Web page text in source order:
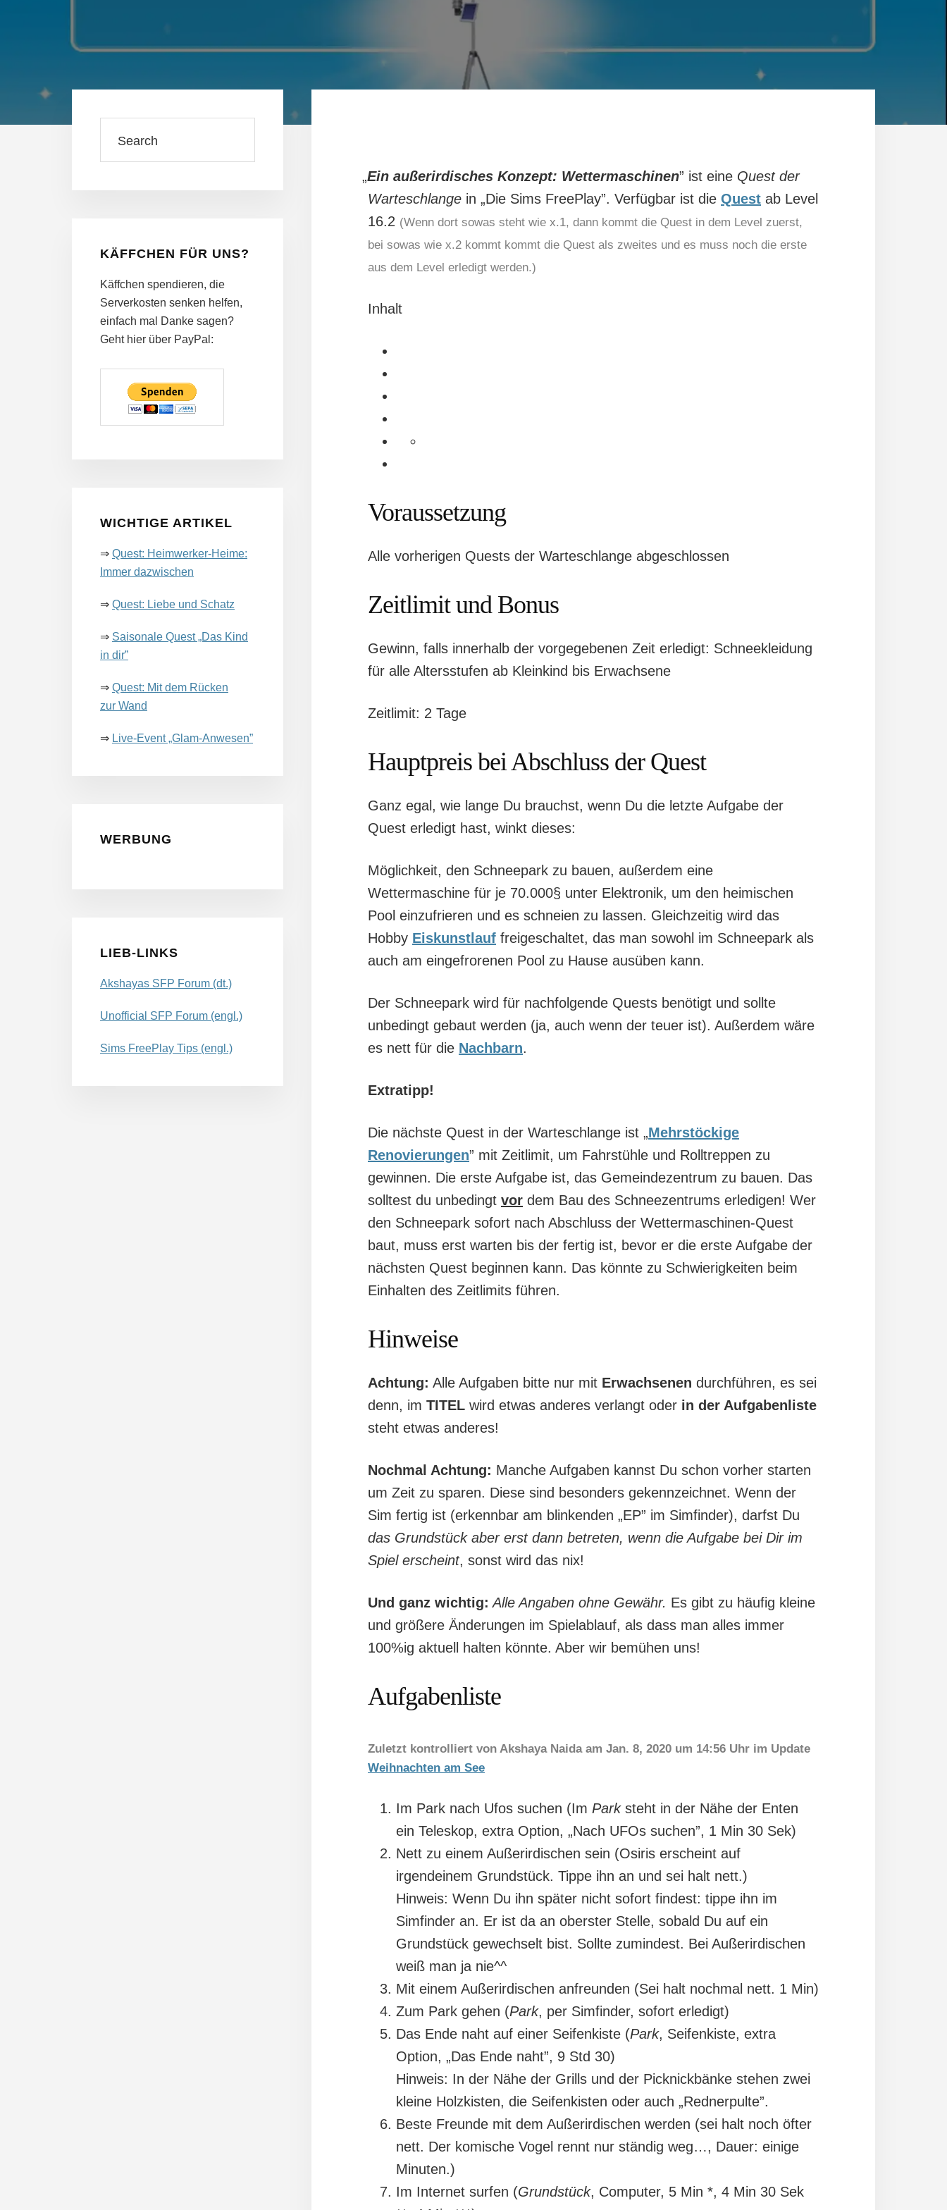
„Ein außerirdisches Konzept: Wettermaschinen” ist eine Quest der
Warteschlange in „Die Sims FreePlay”. Verfügbar ist die Quest ab Level
16.2 (Wenn dort sowas steht wie x.1, dann kommt die Quest in dem Level zuerst,
bei sowas wie x.2 kommt kommt die Quest als zweites und es muss noch die erste
aus dem Level erledigt werden.)
Inhalt
Voraussetzung
Alle vorherigen Quests der Warteschlange abgeschlossen
Zeitlimit und Bonus
Gewinn, falls innerhalb der vorgegebenen Zeit erledigt: Schneekleidung
für alle Altersstufen ab Kleinkind bis Erwachsene
Zeitlimit: 2 Tage
Hauptpreis bei Abschluss der Quest
Ganz egal, wie lange Du brauchst, wenn Du die letzte Aufgabe der
Quest erledigt hast, winkt dieses:
Möglichkeit, den Schneepark zu bauen, außerdem eine
Wettermaschine für je 70.000§ unter Elektronik, um den heimischen
Pool einzufrieren und es schneien zu lassen. Gleichzeitig wird das
Hobby Eiskunstlauf freigeschaltet, das man sowohl im Schneepark als
auch am eingefrorenen Pool zu Hause ausüben kann.
Der Schneepark wird für nachfolgende Quests benötigt und sollte
unbedingt gebaut werden (ja, auch wenn der teuer ist). Außerdem wäre
es nett für die Nachbarn.
Extratipp!
Die nächste Quest in der Warteschlange ist „Mehrstöckige
Renovierungen” mit Zeitlimit, um Fahrstühle und Rolltreppen zu
gewinnen. Die erste Aufgabe ist, das Gemeindezentrum zu bauen. Das
solltest du unbedingt vor dem Bau des Schneezentrums erledigen! Wer
den Schneepark sofort nach Abschluss der Wettermaschinen-​Quest
baut, muss erst warten bis der fertig ist, bevor er die erste Aufgabe der
nächsten Quest beginnen kann. Das könnte zu Schwierigkeiten beim
Einhalten des Zeitlimits führen.
Hinweise
Achtung: Alle Aufgaben bitte nur mit Erwachsenen durchführen, es sei
denn, im TITEL wird etwas anderes verlangt oder in der Aufgabenliste
steht etwas anderes!
Nochmal Achtung: Manche Aufgaben kannst Du schon vorher starten
um Zeit zu sparen. Diese sind besonders gekennzeichnet. Wenn der
Sim fertig ist (erkennbar am blinkenden „EP” im Simfinder), darfst Du
das Grundstück aber erst dann betreten, wenn die Aufgabe bei Dir im
Spiel erscheint, sonst wird das nix!
Und ganz wichtig: Alle Angaben ohne Gewähr. Es gibt zu häufig kleine
und größere Änderungen im Spielablauf, als dass man alles immer
100%ig aktuell halten könnte. Aber wir bemühen uns!
Aufgabenliste
Zuletzt kontrolliert von Akshaya Naida am Jan. 8, 2020 um 14:56 Uhr im Update
Weihnachten am See
Im Park nach Ufos suchen (Im Parksteht in der Nähe der Enten
ein Teleskop, extra Option, „Nach UFOs suchen”, 1 Min 30 Sek)
Nett zu einem Außerirdischen sein (Osiris erscheint auf
irgendeinem Grundstück. Tippe ihn an und sei halt nett.)
Hinweis: Wenn Du ihn später nicht sofort findest: tippe ihn im
Simfinder an. Er ist da an oberster Stelle, sobald Du auf ein
Grundstück gewechselt bist. Sollte zumindest. Bei Außerirdischen
weiß man ja nie^^
Mit einem Außerirdischen anfreunden (Sei halt nochmal nett. 1 Min)
Zum Park gehen (Park, per Simfinder, sofort erledigt)
Das Ende naht auf einer Seifenkiste (Park, Seifenkiste, extra
Option, „Das Ende naht”, 9 Std 30)
Hinweis: In der Nähe der Grills und der Picknickbänke stehen zwei
kleine Holzkisten, die Seifenkisten oder auch „Rednerpulte”.
Beste Freunde mit dem Außerirdischen werden (sei halt noch öfter
nett. Der komische Vogel rennt nur ständig weg…, Dauer: einige
Minuten.)
Im Internet surfen (Grundstück, Computer, 5 Min *, 4 Min 30 Sek
Sidebar
KÄFFCHEN FÜR UNS?
Käffchen spendieren, die
Serverkosten senken helfen,
einfach mal Danke sagen?
Geht hier über PayPal:
WICHTIGE ARTIKEL
⇒ Quest: Heimwerker-​Heime:
Immer dazwischen
⇒ Quest: Liebe und Schatz
⇒ Saisonale Quest „Das Kind
in dir”
⇒ Quest: Mit dem Rücken
zur Wand
⇒ Live-​Event „Glam-​Anwesen”
WERBUNG
LIEB-​LINKS
Akshayas SFP Forum (dt.)
Unofficial SFP Forum (engl.)
Sims FreePlay Tips (engl.)